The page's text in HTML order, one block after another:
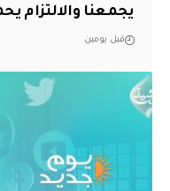
يجمعنا والالتزام
قبل يومين